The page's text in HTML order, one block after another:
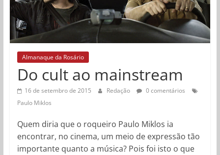
Almanaque da Rosário
Do cult ao mainstream
16 de setembro de 2015 Redação
0 comentários
Paulo Miklos
Quem diria que o roqueiro Paulo Miklos ia
encontrar, no cinema, um meio de expressão tão
importante quanto a música? Pois foi isto o que